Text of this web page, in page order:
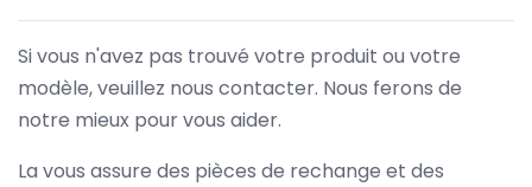
Si vous n'avez pas trouvé votre produit ou votre
modèle, veuillez nous contacter. Nous ferons de
notre mieux pour vous aider.
La vous assure des pièces de rechange et des